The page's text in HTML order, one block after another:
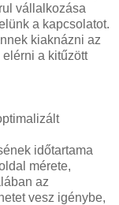
vállalkozása
a kapcsolatot.
kiaknázni az
a kitűzött
időtartama
mérete,
az
vesz igénybe,